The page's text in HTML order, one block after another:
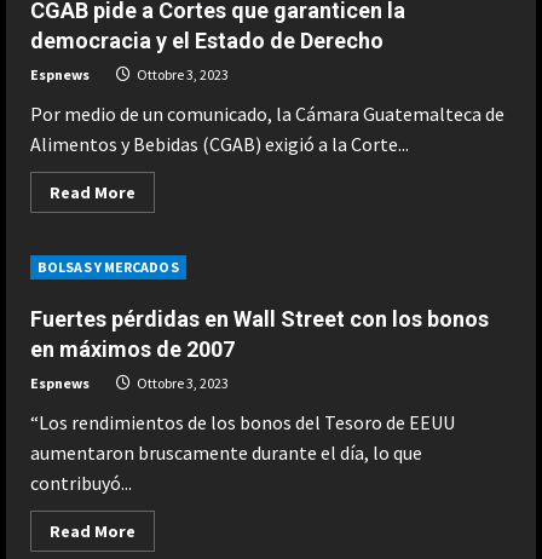
CGAB pide a Cortes que garanticen la
democracia y el Estado de Derecho
Espnews Ottobre 3, 2023
Por medio de un comunicado, la Cámara Guatemalteca de
Alimentos y Bebidas (CGAB) exigió a la Corte...
Read More
more
pide
a
que
garanticen
la
democracia
y
el
de
Derecho
BOLSAS Y MERCADOS
Fuertes pérdidas en Wall Street con los bonos
en máximos de 2007
Espnews Ottobre 3, 2023
“Los rendimientos de los bonos del Tesoro de EEUU
aumentaron bruscamente durante el día, lo que
contribuyó...
Read More
more